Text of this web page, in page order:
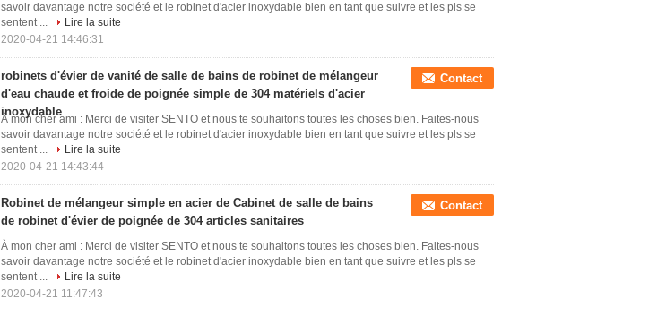
savoir davantage notre société et le robinet d'acier inoxydable bien en tant que suivre et les pls se
sentent ...
Lire la suite
2020-04-21 14:46:31
robinets d'évier de vanité de salle de bains de robinet de mélangeur
d'eau chaude et froide de poignée simple de 304 matériels d'acier
inoxydable
Contact
À mon cher ami : Merci de visiter SENTO et nous te souhaitons toutes les choses bien. Faites-nous
savoir davantage notre société et le robinet d'acier inoxydable bien en tant que suivre et les pls se
sentent ...
Lire la suite
2020-04-21 14:43:44
Robinet de mélangeur simple en acier de Cabinet de salle de bains
de robinet d'évier de poignée de 304 articles sanitaires
Contact
À mon cher ami : Merci de visiter SENTO et nous te souhaitons toutes les choses bien. Faites-nous
savoir davantage notre société et le robinet d'acier inoxydable bien en tant que suivre et les pls se
sentent ...
Lire la suite
2020-04-21 11:47:43